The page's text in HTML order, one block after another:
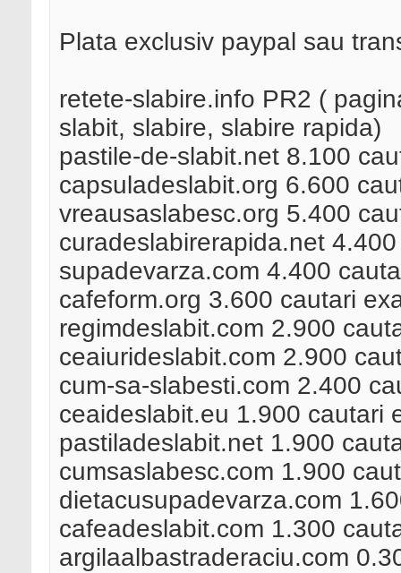
Plata exclusiv paypal sau
retete-slabire.info PR2 (
slabit, slabire, slabire rapida)
pastile-de-slabit.net 8.100
capsuladeslabit.org 6.600
vreausaslabesc.org 5.400
curadeslabirerapida.net
supadevarza.com 4.400
cafeform.org 3.600 cautari
regimdeslabit.com 2.900
ceaiurideslabit.com 2.900
cum-sa-slabesti.com 2.400
ceaideslabit.eu 1.900 cautari
pastiladeslabit.net 1.900
cumsaslabesc.com 1.900
dietacusupadevarza.com
cafeadeslabit.com 1.300
argilaalbastraderaciu.com